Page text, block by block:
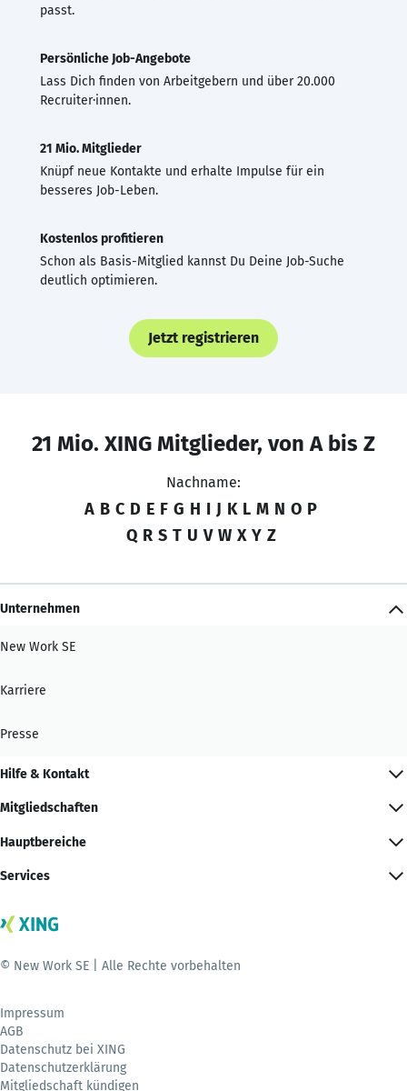
passt.
Persönliche Job-Angebote
Lass Dich finden von Arbeitgebern und über 20.000
Recruiter·innen.
21 Mio. Mitglieder
Knüpf neue Kontakte und erhalte Impulse für ein
besseres Job-Leben.
Kostenlos profitieren
Schon als Basis-Mitglied kannst Du Deine Job-Suche
deutlich optimieren.
Jetzt registrieren
21 Mio. XING Mitglieder, von A bis Z
Nachname:
A B C D E F G H I J K L M N O P
Q R S T U V W X Y Z
Unternehmen
New Work SE
Karriere
Presse
Hilfe & Kontakt
Mitgliedschaften
Hauptbereiche
Services
© New Work SE | Alle Rechte vorbehalten
Impressum
AGB
Datenschutz bei XING
Datenschutzerklärung
Mitgliedschaft kündigen